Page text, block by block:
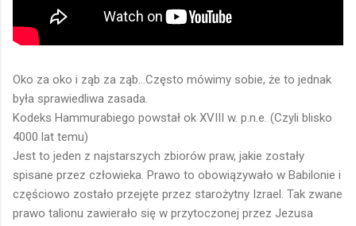
Oko za oko i ząb za ząb...Często mówimy sobie, że to jednak
była sprawiedliwa zasada.
Kodeks Hammurabiego powstał ok XVIII w. p.n.e. (Czyli blisko
4000 lat temu)
Jest to jeden z najstarszych zbiorów praw, jakie zostały
spisane przez człowieka. Prawo to obowiązywało w Babilonie i
częściowo zostało przejęte przez starożytny Izrael. Tak zwane
prawo talionu zawierało się w przytoczonej przez Jezusa